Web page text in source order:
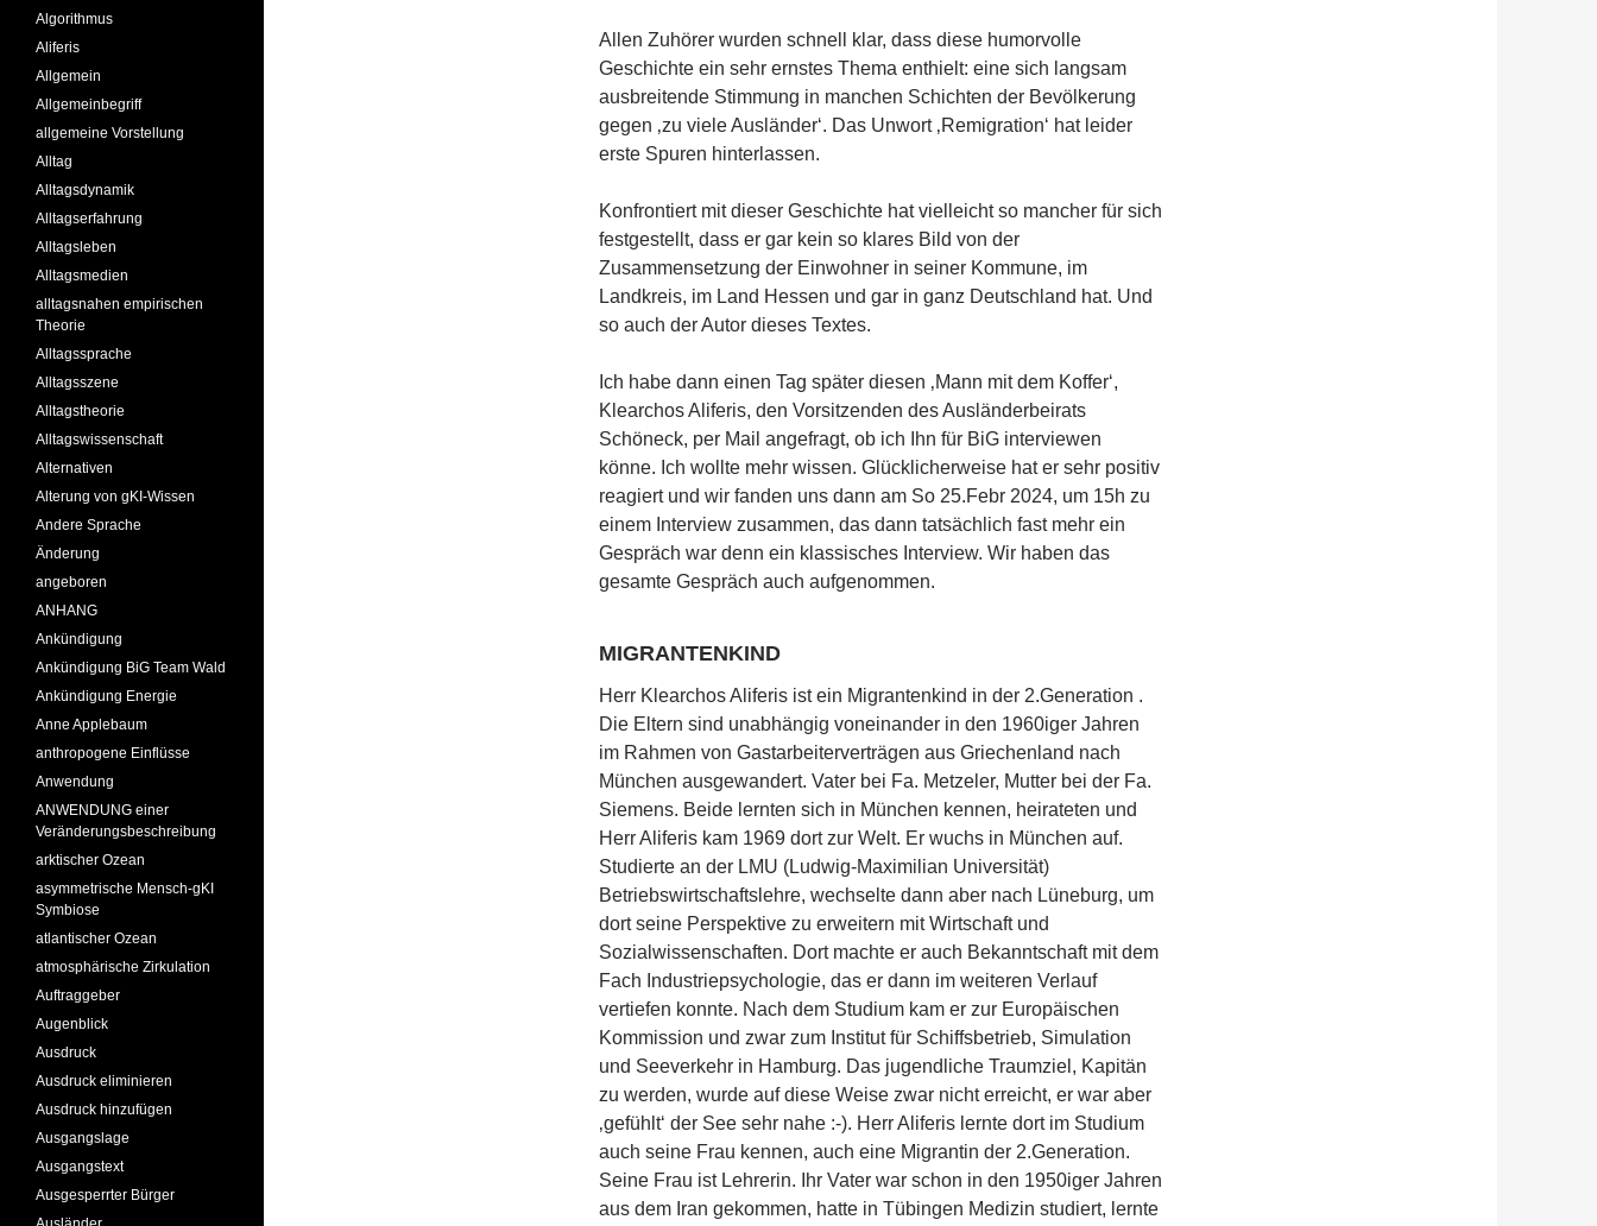
Allen Zuhörer wurden schnell klar, dass diese humorvolle
Geschichte ein sehr ernstes Thema enthielt: eine sich langsam
ausbreitende Stimmung in manchen Schichten der Bevölkerung
gegen ‚zu viele Ausländer‘. Das Unwort ‚Remigration‘ hat leider
erste Spuren hinterlassen.
Konfrontiert mit dieser Geschichte hat vielleicht so mancher für sich
festgestellt, dass er gar kein so klares Bild von der
Zusammensetzung der Einwohner in seiner Kommune, im
Landkreis, im Land Hessen und gar in ganz Deutschland hat. Und
so auch der Autor dieses Textes.
Ich habe dann einen Tag später diesen ‚Mann mit dem Koffer‘,
Klearchos Aliferis, den Vorsitzenden des Ausländerbeirats
Schöneck, per Mail angefragt, ob ich Ihn für BiG interviewen
könne. Ich wollte mehr wissen. Glücklicherweise hat er sehr positiv
reagiert und wir fanden uns dann am So 25.Febr 2024, um 15h zu
einem Interview zusammen, das dann tatsächlich fast mehr ein
Gespräch war denn ein klassisches Interview. Wir haben das
gesamte Gespräch auch aufgenommen.
MIGRANTENKIND
Herr Klearchos Aliferis ist ein Migrantenkind in der 2.Generation .
Die Eltern sind unabhängig voneinander in den 1960iger Jahren
im Rahmen von Gastarbeiterverträgen aus Griechenland nach
München ausgewandert. Vater bei Fa. Metzeler, Mutter bei der Fa.
Siemens. Beide lernten sich in München kennen, heirateten und
Herr Aliferis kam 1969 dort zur Welt. Er wuchs in München auf.
Studierte an der LMU (Ludwig-Maximilian Universität)
Betriebswirtschaftslehre, wechselte dann aber nach Lüneburg, um
dort seine Perspektive zu erweitern mit Wirtschaft und
Sozialwissenschaften. Dort machte er auch Bekanntschaft mit dem
Fach Industriepsychologie, das er dann im weiteren Verlauf
vertiefen konnte. Nach dem Studium kam er zur Europäischen
Kommission und zwar zum Institut für Schiffsbetrieb, Simulation
und Seeverkehr in Hamburg. Das jugendliche Traumziel, Kapitän
zu werden, wurde auf diese Weise zwar nicht erreicht, er war aber
‚gefühlt‘ der See sehr nahe :-). Herr Aliferis lernte dort im Studium
auch seine Frau kennen, auch eine Migrantin der 2.Generation.
Seine Frau ist Lehrerin. Ihr Vater war schon in den 1950iger Jahren
aus dem Iran gekommen, hatte in Tübingen Medizin studiert, lernte
Algorithmus
Aliferis
Allgemein
Allgemeinbegriff
allgemeine Vorstellung
Alltag
Alltagsdynamik
Alltagserfahrung
Alltagsleben
Alltagsmedien
alltagsnahen empirischen
Theorie
Alltagssprache
Alltagsszene
Alltagstheorie
Alltagswissenschaft
Alternativen
Alterung von gKI-Wissen
Andere Sprache
Änderung
angeboren
ANHANG
Ankündigung
Ankündigung BiG Team Wald
Ankündigung Energie
Anne Applebaum
anthropogene Einflüsse
Anwendung
ANWENDUNG einer
Veränderungsbeschreibung
arktischer Ozean
asymmetrische Mensch-gKI
Symbiose
atlantischer Ozean
atmosphärische Zirkulation
Auftraggeber
Augenblick
Ausdruck
Ausdruck eliminieren
Ausdruck hinzufügen
Ausgangslage
Ausgangstext
Ausgesperrter Bürger